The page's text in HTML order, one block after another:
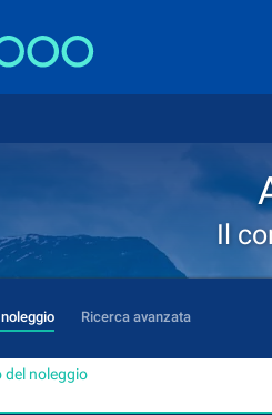
Il
Ricerca avanzata
del noleggio